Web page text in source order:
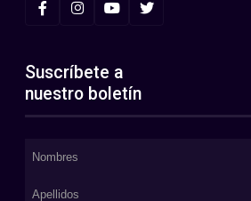
Suscríbete a
nuestro boletín